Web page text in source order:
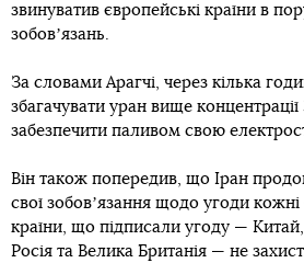
звинуватив європейські країни в
зобовʼязань.
За словами Арагчі, через кілька
збагачувати уран вище
забезпечити паливом свою
Він також попередив, що Іран
свої зобовʼязання щодо угоди кожні
країни, що підписали угоду —
Росія та Велика Британія — не